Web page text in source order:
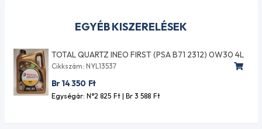
EGYÉB KISZERELÉSEK
TOTAL QUARTZ INEO FIRST (PSA B71 2312) 0W30 4L
Cikkszám: NYL13537
Br 14 350 Ft
Egységár: N°2 825 Ft| Br 3 588 Ft